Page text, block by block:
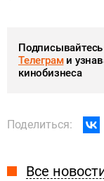
Телеграми
кинобизнеса
Поделиться:
Все